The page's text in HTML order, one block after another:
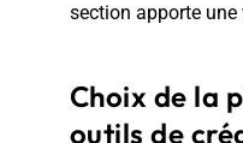
section apporte une
Choix de la
outils de